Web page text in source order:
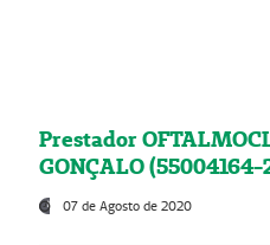
Prestador
GONÇALO (55004164-
07 de Agosto de 2020